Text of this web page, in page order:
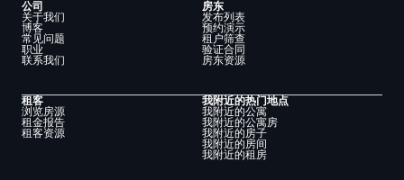
公司
关于我们
博客
常见问题
职业
联系我们
房东
发布列表
预约演示
租户筛查
验证合同
房东资源
租客
浏览房源
租金报告
租客资源
我附近的热门地点
我附近的公寓
我附近的公寓房
我附近的房子
我附近的房间
我附近的租房